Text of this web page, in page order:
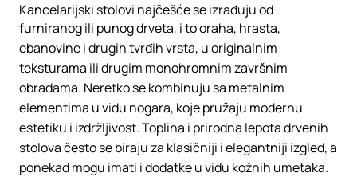
Kancelarijski stolovi najčešće se izrađuju od
furniranog ili punog drveta, i to oraha, hrasta,
ebanovine i drugih tvrđih vrsta, u originalnim
teksturama ili drugim monohromnim završnim
obradama. Neretko se kombinuju sa metalnim
elementima u vidu nogara, koje pružaju modernu
estetiku i izdržljivost. Toplina i prirodna lepota drvenih
stolova često se biraju za klasičniji i elegantniji izgled, a
ponekad mogu imati i dodatke u vidu kožnih umetaka.